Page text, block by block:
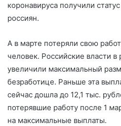
коронавируса получили
россиян.
А в марте потеряли свою
человек. Российские власти
увеличили максимальный
безработице. Раньше эта
сейчас дошла до 12,1 тыс.
потерявшие работу после 1
на максимальные выплаты.